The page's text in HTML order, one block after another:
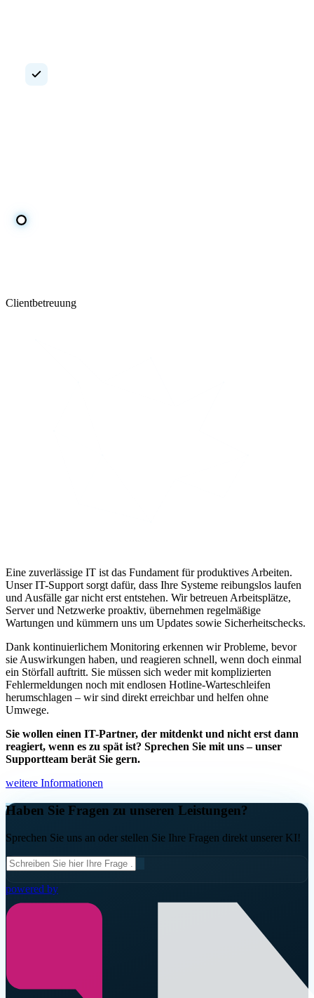
Clientbetreuung
Eine zuverlässige IT ist das Fundament für produktives Arbeiten.
Unser IT-Support sorgt dafür, dass Ihre Systeme reibungslos laufen
und Ausfälle gar nicht erst entstehen. Wir betreuen Arbeitsplätze,
Server und Netzwerke proaktiv, übernehmen regelmäßige
Wartungen und kümmern uns um Updates sowie Sicherheitschecks.
Dank kontinuierlichem Monitoring erkennen wir Probleme, bevor
sie Auswirkungen haben, und reagieren schnell, wenn doch einmal
ein Störfall auftritt. Sie müssen sich weder mit komplizierten
Fehlermeldungen noch mit endlosen Hotline-Warteschleifen
herumschlagen – wir sind direkt erreichbar und helfen ohne
Umwege.
Sie wollen einen IT-Partner, der mitdenkt und nicht erst dann
reagiert, wenn es zu spät ist? Sprechen Sie mit uns – unser
Supportteam berät Sie gern.
weitere Informationen
Haben Sie Fragen zu unseren Leistungen?
Sprechen Sie uns an oder stellen Sie Ihre Fragen direkt unserer KI!
powered by